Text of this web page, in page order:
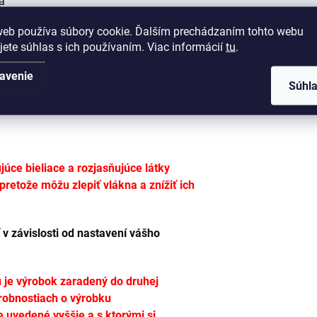
používa súbory cookie. Ďalším prechádzaním tohto webu
súhlas s ich používaním. Viac informácií tu.
naopak a vaše deti si budú
bieliace a rozjasňujúce látky
môžu zlepiť vlákna a znížiť ich
závislosti od nastavení vášho
je výrobok zaradený do druhej
o výrobku